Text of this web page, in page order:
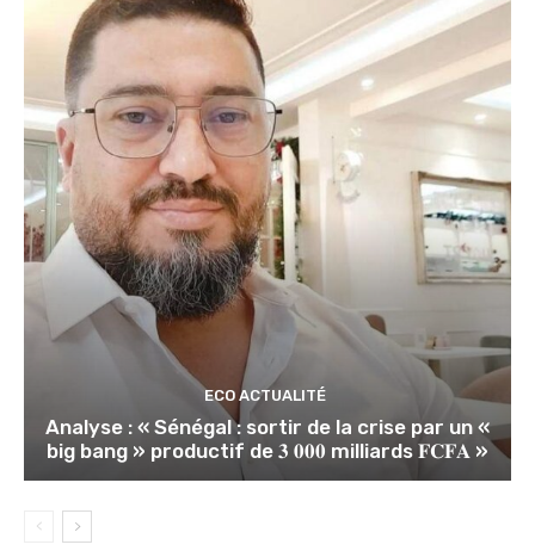
ECO ACTUALITÉ
Analyse : « Sénégal : sortir de la crise par un «
big bang » productif de 𝟑 𝟎𝟎𝟎 milliards 𝐅𝐂𝐅𝐀 »